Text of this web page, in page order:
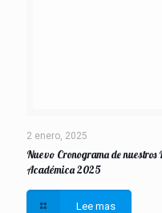
2 enero, 2025
Nuevo Cronograma de nuestros
Académica 2025
Lee mas